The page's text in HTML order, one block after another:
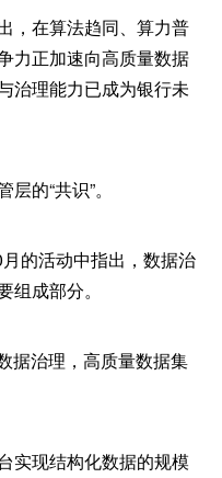
，在算法趋同、算力普
力正加速向高质量数据
治理能力已成为银行未
的“共识”。
的活动中指出，数据治
成部分。
据治理，高质量数据集
实现结构化数据的规模